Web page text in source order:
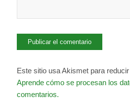
Este sitio usa Akismet para
Aprende cómo se procesan los
comentarios.